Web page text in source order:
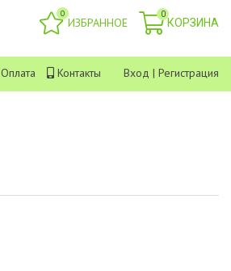
0
ИЗБРАННОЕ
0
КОРЗИНА
Оплата Контакты Вход | Регистрация